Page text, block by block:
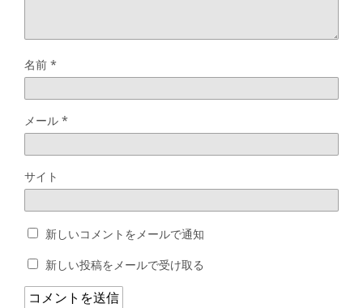
名前 *
メール *
サイト
新しいコメントをメールで通知
新しい投稿をメールで受け取る